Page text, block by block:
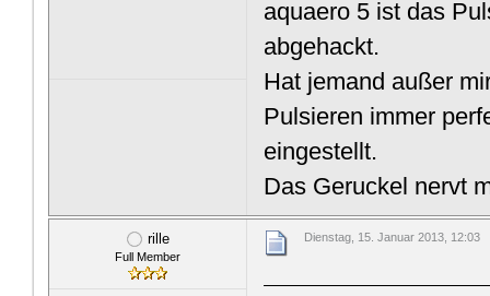
aquaero 5 ist das
abgehackt.
Hat jemand außer
Pulsieren immer
eingestellt.
Das Geruckel nervt
rille
Full Member
Dienstag, 15. Januar 2013, 12:03